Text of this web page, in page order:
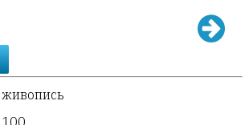
живопись